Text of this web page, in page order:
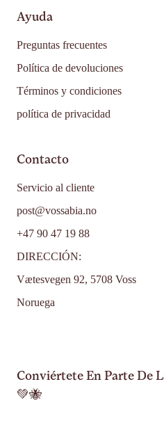
Ayuda
Preguntas frecuentes
Política de devoluciones
Términos y condiciones
política de privacidad
Contacto
Servicio al cliente
post@vossabia.no
+47 90 47 19 88
DIRECCIÓN:
Vætesvegen 92, 5708 Voss
Noruega
Conviértete En Parte De
💚🐝